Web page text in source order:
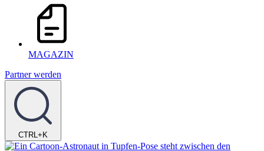
MAGAZIN
Partner werden
CTRL+K